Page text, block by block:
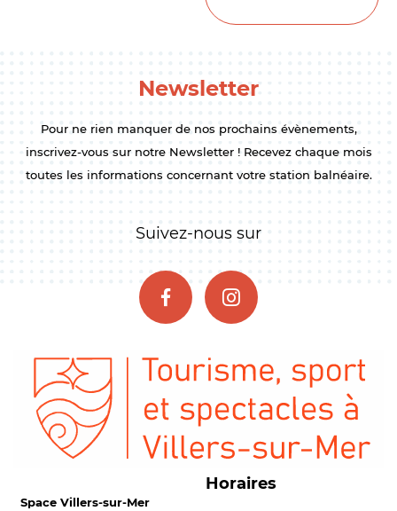
Newsletter
Pour ne rien manquer de nos prochains évènements,
inscrivez-vous sur notre Newsletter ! Recevez chaque mois
toutes les informations concernant votre station balnéaire.
Suivez-nous sur
Space Villers-sur-Mer
Horaires